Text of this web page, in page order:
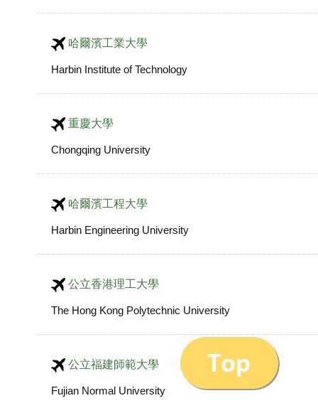
哈爾濱工業大學
Harbin Institute of Technology
重慶大學
Chongqing University
哈爾濱工程大學
Harbin Engineering University
公立香港理工大學
The Hong Kong Polytechnic University
公立福建師範大學
Fujian Normal University